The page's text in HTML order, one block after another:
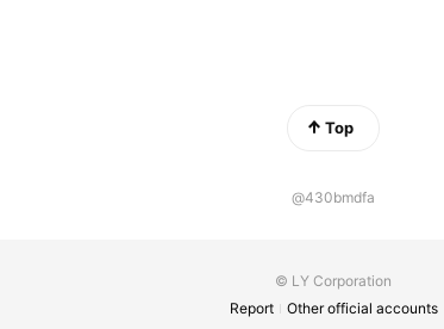
Top
@430bmdfa
© LY Corporation
Report
Other official accounts